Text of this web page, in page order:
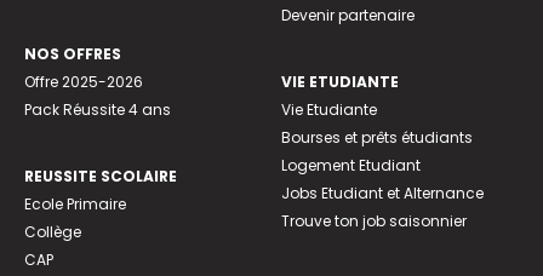
NOS OFFRES
Offre 2025-2026
Pack Réussite 4 ans
REUSSITE SCOLAIRE
Ecole Primaire
Collège
CAP
Devenir partenaire
VIE ETUDIANTE
Vie Etudiante
Bourses et prêts étudiants
Logement Etudiant
Jobs Etudiant et Alternance
Trouve ton job saisonnier